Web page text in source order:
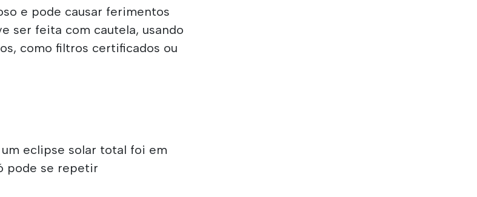
e pode causar ferimentos
ser feita com cautela, usando
como filtros certificados ou
eclipse solar total foi em
pode se repetir